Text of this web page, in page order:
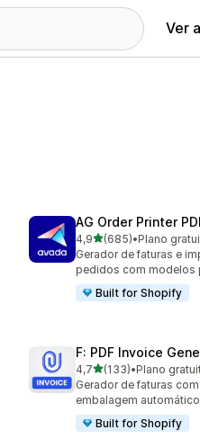
Ver
AG Order Printer
4,9de 5 estrelas
(685)
685 avaliações ao todo
•Plano
Gerador de faturas e
pedidos com modelos
Built for Shopify
F: PDF Invoice
4,7de 5 estrelas
(133)
133 avaliações ao todo
•Plano
Gerador de faturas
embalagem
Built for Shopify